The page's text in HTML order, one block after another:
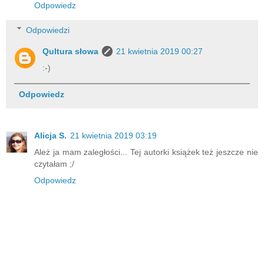
Odpowiedz
Odpowiedzi
Qultura słowa
21 kwietnia 2019 00:27
:-)
Odpowiedz
Alicja S. 21 kwietnia 2019 03:19
Ależ ja mam zaległości... Tej autorki książek też jeszcze nie
czytałam ;/
Odpowiedz